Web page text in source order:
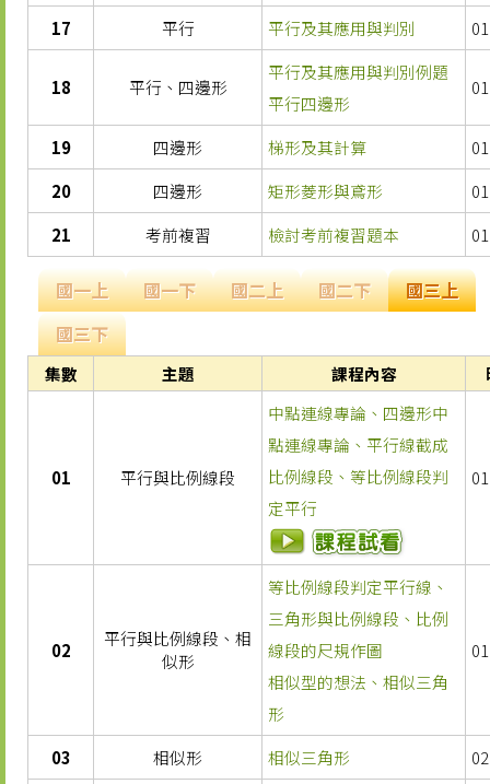
17 平行 平行及其應用與判別
18 平行、四邊形
平行及其應用與判別例題
平行四邊形
19 四邊形 梯形及其計算
20
四邊形 矩形菱形與鳶形
21
考前複習 檢討考前複習題本
國一上 國一下 國二上 國二下
國三上
國三下
集數 主題 課程內容
01 平行與比例線段
中點連線專論、四邊形中
點連線專論、平行線截成
比例線段、等比例線段判
定平行
02
平行與比例線段、相
似形
等比例線段判定平行線、
三角形與比例線段、比例
線段的尺規作圖
相似型的想法、相似三角
形
03 相似形 相似三角形